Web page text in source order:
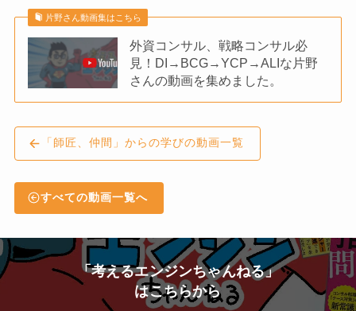
片野さん動画集はこちら
外資コンサル、戦略コンサル必
見！DI→BCG→YCP→ALIな片野
さんの動画を集めました。
「師匠、仲間」からの学びの動画一覧
すべての動画一覧へ
「考えるエンジンちゃんねる」
はこちらから